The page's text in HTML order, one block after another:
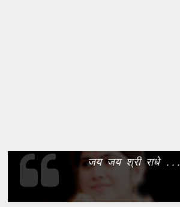
जय जय श्री राधे ...